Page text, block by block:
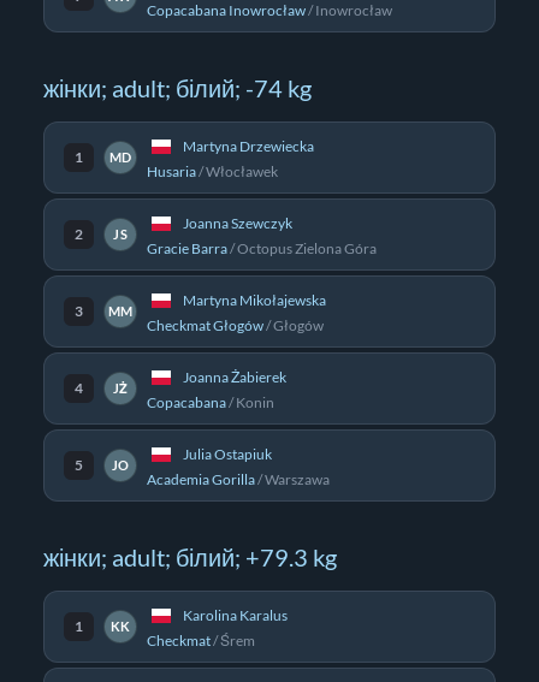
Copacabana Inowrocław/Inowrocław
жінки; adult; білий; -74 kg
1 MD
Martyna Drzewiecka
Husaria/Włocławek
2 JS
Joanna Szewczyk
Gracie Barra/Octopus Zielona Góra
3 MM
Martyna Mikołajewska
Checkmat Głogów/Głogów
4 JŻ
Joanna Żabierek
Copacabana/Konin
5 JO
Julia Ostapiuk
Academia Gorilla/Warszawa
жінки; adult; білий; +79.3 kg
1 KK
Karolina Karalus
Checkmat/Śrem